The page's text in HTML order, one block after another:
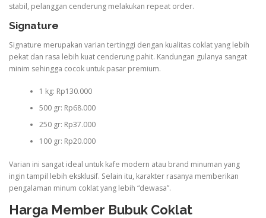
stabil, pelanggan cenderung melakukan repeat order.
Signature
Signature merupakan varian tertinggi dengan kualitas coklat yang lebih
pekat dan rasa lebih kuat cenderung pahit. Kandungan gulanya sangat
minim sehingga cocok untuk pasar premium.
1 kg: Rp130.000
500 gr: Rp68.000
250 gr: Rp37.000
100 gr: Rp20.000
Varian ini sangat ideal untuk kafe modern atau brand minuman yang
ingin tampil lebih eksklusif. Selain itu, karakter rasanya memberikan
pengalaman minum coklat yang lebih “dewasa”.
Harga Member Bubuk Coklat